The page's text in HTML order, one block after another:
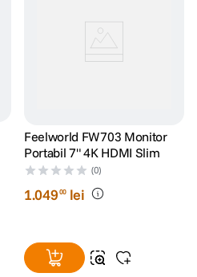
Feelworld FW703 Monitor
Portabil 7" 4K HDMI Slim
(0)
1.04900 lei